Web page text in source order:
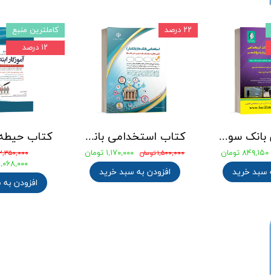
۲,۳۵۰,۰۰۰
۲,۰۶۸,۰۰۰
افزودن
کاملترین منبع
۱۲ درصد
کتاب استخدامی بانک های خصوصی و دولتی (بانکدار) 1404 انتشارات آراه
۱,۵۰۰,۰۰۰ تومان ۱,۱۷۰,۰۰۰ تومان
افزودن به سبد خرید
۲۲ درصد
جامع ترین بانک سوالات استخدامی مهندسی شیمی، پلیمر و پتروشیمی
۸۴۹,۱۵۰ تومان
سبد خرید